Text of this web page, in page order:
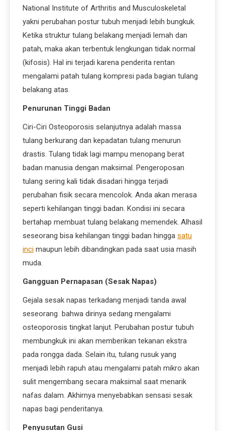
National Institute of Arthritis and Musculoskeletal
yakni perubahan postur tubuh menjadi lebih bungkuk.
Ketika struktur tulang belakang menjadi lemah dan
patah, maka akan terbentuk lengkungan tidak normal
(kifosis). Hal ini terjadi karena penderita rentan
mengalami patah tulang kompresi pada bagian tulang
belakang atas.
Penurunan Tinggi Badan
Ciri-Ciri Osteoporosis selanjutnya adalah massa
tulang berkurang dan kepadatan tulang menurun
drastis. Tulang tidak lagi mampu menopang berat
badan manusia dengan maksimal. Pengeroposan
tulang sering kali tidak disadari hingga terjadi
perubahan fisik secara mencolok. Anda akan merasa
seperti kehilangan tinggi badan. Kondisi ini secara
bertahap membuat tulang belakang memendek. Alhasil
seseorang bisa kehilangan tinggi badan hingga satu
inci maupun lebih dibandingkan pada saat usia masih
muda.
Gangguan Pernapasan (Sesak Napas)
Gejala sesak napas terkadang menjadi tanda awal
seseorang bahwa dirinya sedang mengalami
osteoporosis tingkat lanjut. Perubahan postur tubuh
membungkuk ini akan memberikan tekanan ekstra
pada rongga dada. Selain itu, tulang rusuk yang
menjadi lebih rapuh atau mengalami patah mikro akan
sulit mengembang secara maksimal saat menarik
nafas dalam. Akhirnya menyebabkan sensasi sesak
napas bagi penderitanya.
Penyusutan Gusi